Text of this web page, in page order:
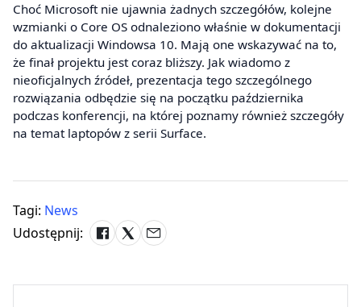
Choć Microsoft nie ujawnia żadnych szczegółów, kolejne
wzmianki o Core OS odnaleziono właśnie w dokumentacji
do aktualizacji Windowsa 10. Mają one wskazywać na to,
że finał projektu jest coraz bliższy. Jak wiadomo z
nieoficjalnych źródeł, prezentacja tego szczególnego
rozwiązania odbędzie się na początku października
podczas konferencji, na której poznamy również szczegóły
na temat laptopów z serii Surface.
Tagi: News
Udostępnij: